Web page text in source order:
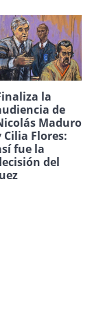
la
de
Maduro
Cilia Flores:
fue la
del